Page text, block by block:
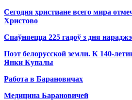
Сегодня христиане всего мира
Христово
Спаўняецца 225 гадоў з дня
Поэт белорусской земли. К 140-
Янки Купалы
Работа в Барановичах
Медицина Барановичей